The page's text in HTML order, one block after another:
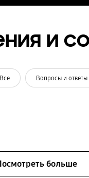
и
Все Вопросы и ответы
больше